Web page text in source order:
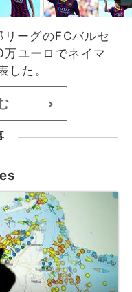
ーグのFCバルセ
ユーロでネイマ
した。
>